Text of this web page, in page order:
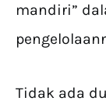
mandiri”
Tidak ada